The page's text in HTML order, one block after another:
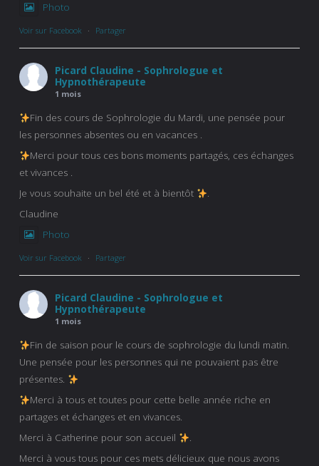
Photo
Voir sur Facebook · Partager
Picard Claudine - Sophrologue et
Hypnothérapeute
1 mois
Fin des cours de Sophrologie du Mardi, une pensée pour
les personnes absentes ou en vacances .
Merci pour tous ces bons moments partagés, ces échanges
et vivances .
Je vous souhaite un bel été et à bientôt
.
Claudine
Photo
Voir sur Facebook · Partager
Picard Claudine - Sophrologue et
Hypnothérapeute
1 mois
Fin de saison pour le cours de sophrologie du lundi matin.
Une pensée pour les personnes qui ne pouvaient pas être
présentes.
Merci à tous et toutes pour cette belle année riche en
partages et échanges et en vivances.
Merci à Catherine pour son accueil
.
Merci à vous tous pour ces mets délicieux que nous avons